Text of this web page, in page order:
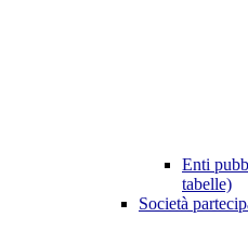
Enti
tabelle)
Società